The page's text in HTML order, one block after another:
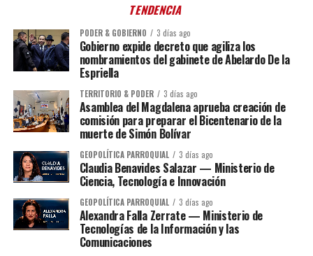
TENDENCIA
PODER & GOBIERNO 3 días ago
Gobierno expide decreto que agiliza los
nombramientos del gabinete de Abelardo De la
Espriella
TERRITORIO & PODER 3 días ago
Asamblea del Magdalena aprueba creación de
comisión para preparar el Bicentenario de la
muerte de Simón Bolívar
GEOPOLÍTICA PARROQUIAL 3 días ago
Claudia Benavides Salazar — Ministerio de
Ciencia, Tecnología e Innovación
GEOPOLÍTICA PARROQUIAL 3 días ago
Alexandra Falla Zerrate — Ministerio de
Tecnologías de la Información y las
Comunicaciones